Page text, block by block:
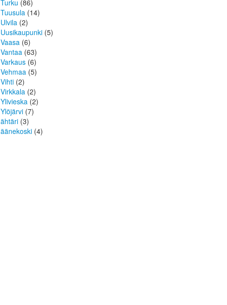
Turku (86)
Tuusula (14)
Ulvila (2)
Uusikaupunki (5)
Vaasa (6)
Vantaa (63)
Varkaus (6)
Vehmaa (5)
Vihti (2)
Virkkala (2)
Ylivieska (2)
Ylöjärvi (7)
ähtäri (3)
äänekoski (4)